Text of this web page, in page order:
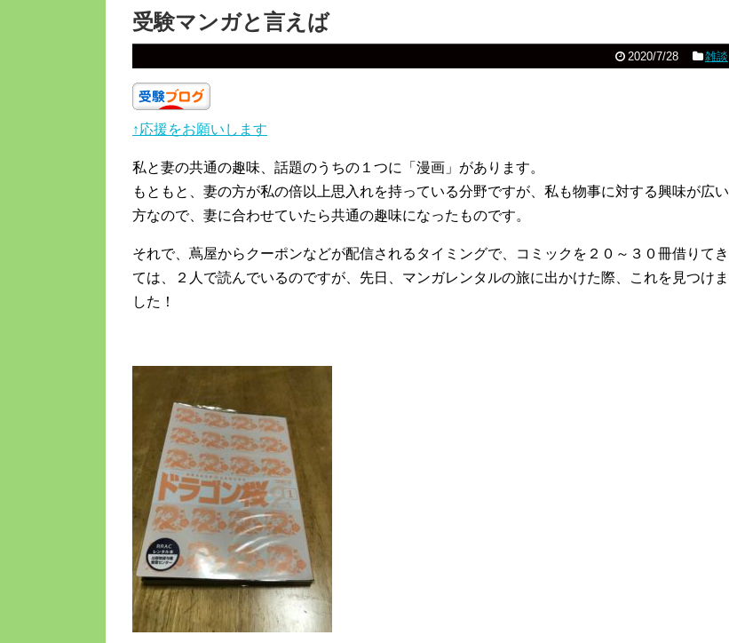
受験マンガと言えば
2020/7/28 雑談
↑応援をお願いします
私と妻の共通の趣味、話題のうちの１つに「漫画」があります。
もともと、妻の方が私の倍以上思入れを持っている分野ですが、私も物事に対する興味が広い
方なので、妻に合わせていたら共通の趣味になったものです。
それで、蔦屋からクーポンなどが配信されるタイミングで、コミックを２０～３０冊借りてき
ては、２人で読んでいるのですが、先日、マンガレンタルの旅に出かけた際、これを見つけま
した！